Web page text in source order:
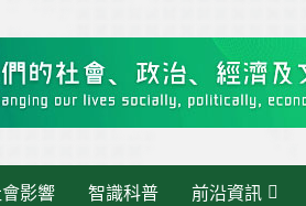
影響 智識科普 前沿資訊